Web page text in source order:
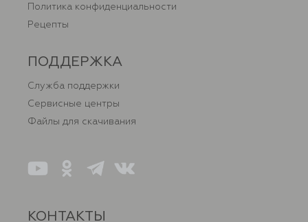
Политика конфиденциальности
Рецепты
ПОДДЕРЖКА
Служба поддержки
Сервисные центры
Файлы для скачивания
КОНТАКТЫ